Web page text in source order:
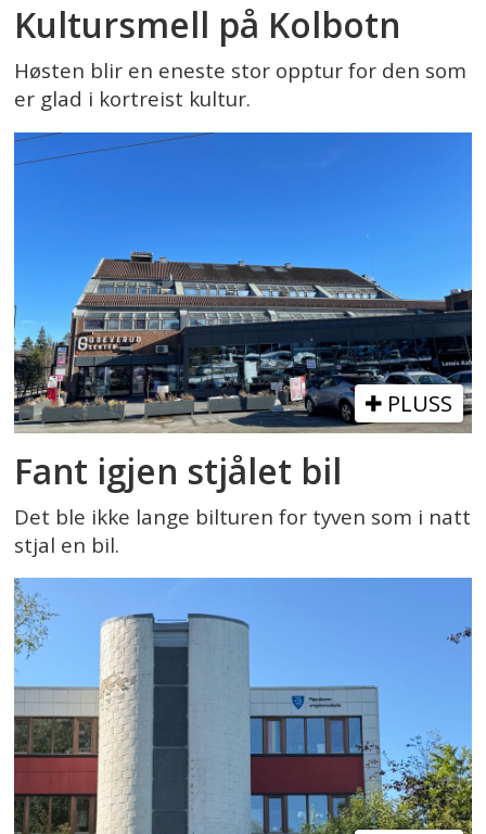
Kultursmell på Kolbotn
Høsten blir en eneste stor opptur for den som
er glad i kortreist kultur.
PLUSS
Fant igjen stjålet bil
Det ble ikke lange bilturen for tyven som i natt
stjal en bil.